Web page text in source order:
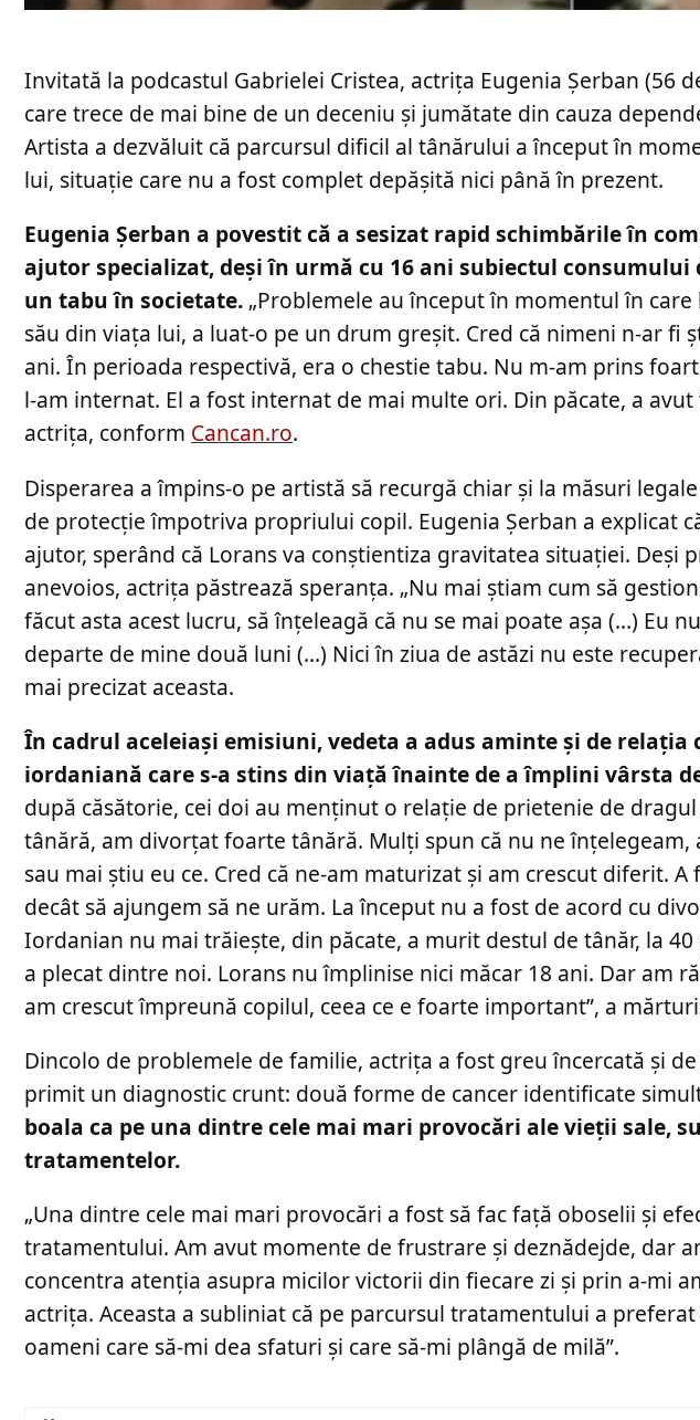
Invitată la podcastul Gabrielei Cristea, actrița Eugenia Șerban (56
care trece de mai bine de un deceniu și jumătate din cauza
Artista a dezvăluit că parcursul dificil al tânărului a început în
lui, situație care nu a fost complet depășită nici până în prezent.
Eugenia Șerban a povestit că a sesizat rapid schimbările în
ajutor specializat, deși în urmă cu 16 ani subiectul
un tabu în societate. „Problemele au început în momentul în
său din viața lui, a luat-o pe un drum greșit. Cred că nimeni n-ar fi
ani. În perioada respectivă, era o chestie tabu. Nu m-am prins
l-am internat. El a fost internat de mai multe ori. Din păcate, a
actrița, conform Cancan.ro.
Disperarea a împins-o pe artistă să recurgă chiar și la măsuri
de protecție împotriva propriului copil. Eugenia Șerban a explicat
ajutor, sperând că Lorans va conștientiza gravitatea situației. Deși
anevoios, actrița păstrează speranța. „Nu mai știam cum să
făcut asta acest lucru, să înțeleagă că nu se mai poate așa (…) Eu
departe de mine două luni (…) Nici în ziua de astăzi nu este
mai precizat aceasta.
În cadrul aceleiași emisiuni, vedeta a adus aminte și de
iordaniană care s-a stins din viață înainte de a împlini vârsta
după căsătorie, cei doi au menținut o relație de prietenie de
tânără, am divorțat foarte tânără. Mulți spun că nu ne
sau mai știu eu ce. Cred că ne-am maturizat și am crescut diferit.
decât să ajungem să ne urăm. La început nu a fost de acord cu
Iordanian nu mai trăiește, din păcate, a murit destul de tânăr, la
a plecat dintre noi. Lorans nu împlinise nici măcar 18 ani. Dar am
am crescut împreună copilul, ceea ce e foarte important”, a
Dincolo de problemele de familie, actrița a fost greu încercată și
primit un diagnostic crunt: două forme de cancer identificate
boala ca pe una dintre cele mai mari provocări ale vieții sale,
tratamentelor.
„Una dintre cele mai mari provocări a fost să fac față oboselii și
tratamentului. Am avut momente de frustrare și deznădejde, dar
concentra atenția asupra micilor victorii din fiecare zi și prin a-mi
actrița. Aceasta a subliniat că pe parcursul tratamentului a
oameni care să-mi dea sfaturi şi care să-mi plângă de milă”.